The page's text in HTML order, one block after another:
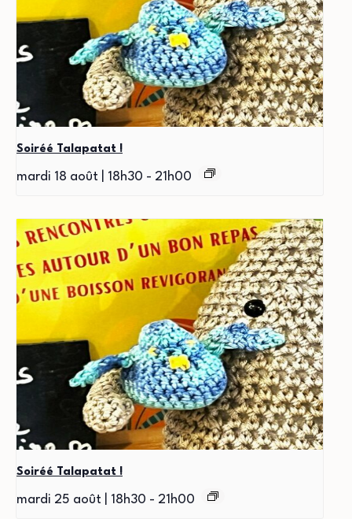
Soiréé Talapatat !
mardi 18 août | 18h30 - 21h00
Soiréé Talapatat !
mardi 25 août | 18h30 - 21h00